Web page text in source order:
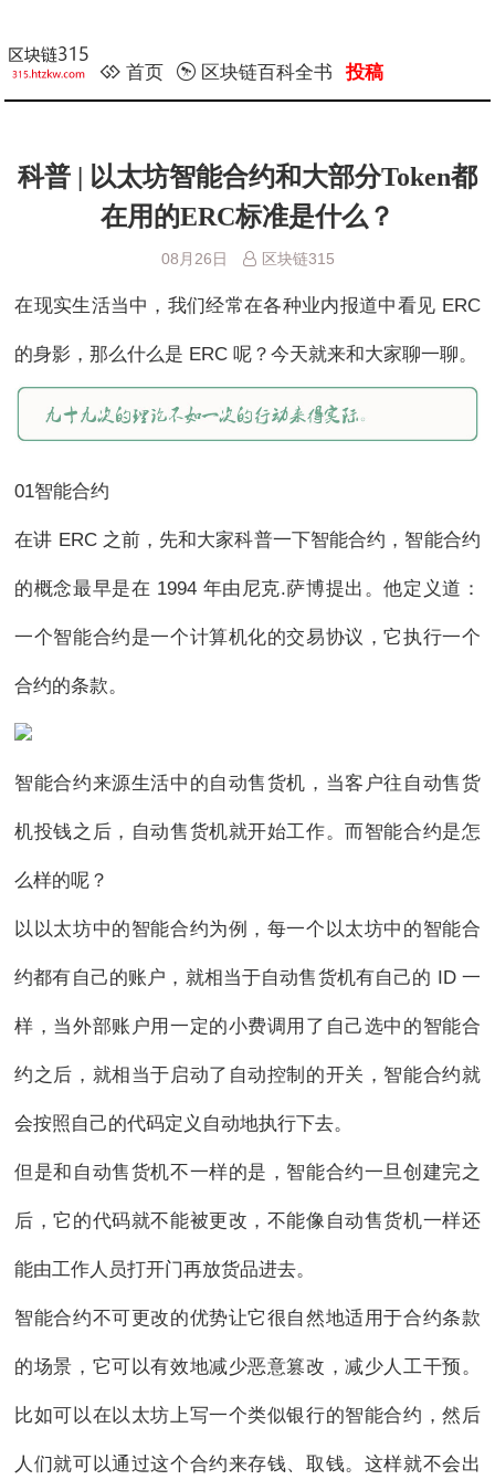
首页 区块链百科全书 投稿
科普 | 以太坊智能合约和大部分Token都
在用的ERC标准是什么？
08月26日 区块链315
在现实生活当中，我们经常在各种业内报道中看见 ERC
的身影，那么什么是 ERC 呢？今天就来和大家聊一聊。
01智能合约
在讲 ERC 之前，先和大家科普一下智能合约，智能合约
的概念最早是在 1994 年由尼克.萨博提出。他定义道：
一个智能合约是一个计算机化的交易协议，它执行一个
合约的条款。
智能合约来源生活中的自动售货机，当客户往自动售货
机投钱之后，自动售货机就开始工作。而智能合约是怎
么样的呢？
以以太坊中的智能合约为例，每一个以太坊中的智能合
约都有自己的账户，就相当于自动售货机有自己的 ID 一
样，当外部账户用一定的小费调用了自己选中的智能合
约之后，就相当于启动了自动控制的开关，智能合约就
会按照自己的代码定义自动地执行下去。
但是和自动售货机不一样的是，智能合约一旦创建完之
后，它的代码就不能被更改，不能像自动售货机一样还
能由工作人员打开门再放货品进去。
智能合约不可更改的优势让它很自然地适用于合约条款
的场景，它可以有效地减少恶意篡改，减少人工干预。
比如可以在以太坊上写一个类似银行的智能合约，然后
人们就可以通过这个合约来存钱、取钱。这样就不会出